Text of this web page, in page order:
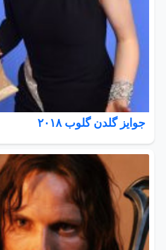
جوایز گلدن گلوب ۲۰۱۸